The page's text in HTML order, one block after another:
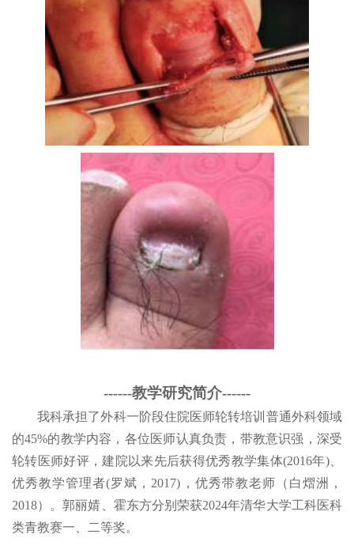
------教学研究简介------
我科承担了外科一阶段住院医师轮转培训普通外科领域
的45%的教学内容，各位医师认真负责，带教意识强，深受
轮转医师好评，建院以来先后获得优秀教学集体(2016年)、
优秀教学管理者(罗斌，2017)，优秀带教老师（白熠洲，
2018）。郭丽婧、霍东方分别荣获2024年清华大学工科医科
类青教赛一、二等奖。